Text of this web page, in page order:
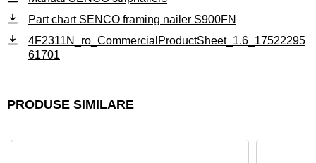
Part chart SENCO framing nailer S900FN
4F2311N_ro_CommercialProductSheet_1.6_17522295
61701
PRODUSE SIMILARE